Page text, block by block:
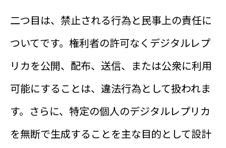
二つ目は、禁止される行為と民事上の責任に
ついてです。権利者の許可なくデジタルレプ
リカを公開、配布、送信、または公衆に利用
可能にすることは、違法行為として扱われま
す。さらに、特定の個人のデジタルレプリカ
を無断で生成することを主な目的として設計